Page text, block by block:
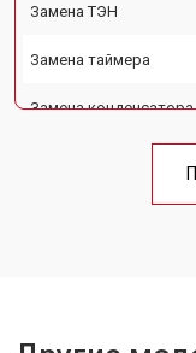
Замена ТЭН
Замена таймера
Замена конденсатора
Ремонт платы
Замена лампочки